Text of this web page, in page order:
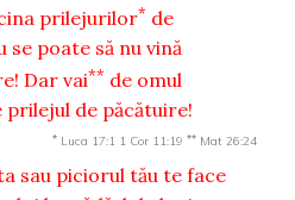
prilejurilor* de
se poate să nu vină
Dar vai** de omul
prilejul de păcătuire!
* Luca 17:1 1 Cor 11:19 ** Mat 26:24
sau piciorul tău te face